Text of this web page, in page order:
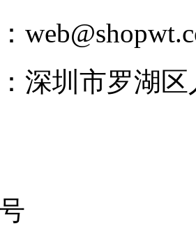
深圳市罗湖